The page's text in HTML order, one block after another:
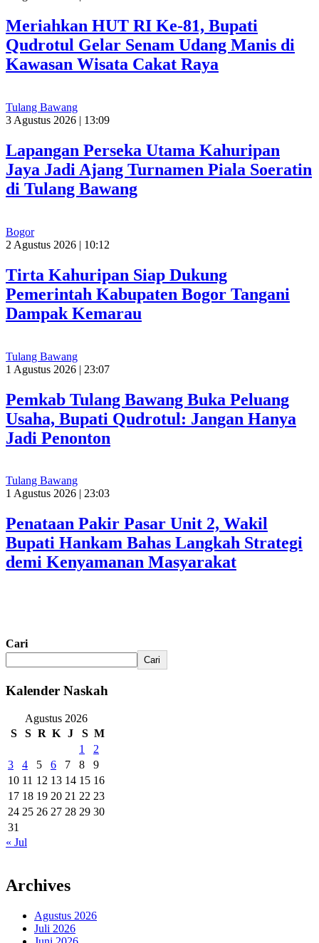
Meriahkan HUT RI Ke-81, Bupati
Qudrotul Gelar Senam Udang Manis di
Kawasan Wisata Cakat Raya
Tulang Bawang
3 Agustus 2026 | 13:09
Lapangan Perseka Utama Kahuripan
Jaya Jadi Ajang Turnamen Piala Soeratin
di Tulang Bawang
Bogor
2 Agustus 2026 | 10:12
Tirta Kahuripan Siap Dukung
Pemerintah Kabupaten Bogor Tangani
Dampak Kemarau
Tulang Bawang
1 Agustus 2026 | 23:07
Pemkab Tulang Bawang Buka Peluang
Usaha, Bupati Qudrotul: Jangan Hanya
Jadi Penonton
Tulang Bawang
1 Agustus 2026 | 23:03
Penataan Pakir Pasar Unit 2, Wakil
Bupati Hankam Bahas Langkah Strategi
demi Kenyamanan Masyarakat
Cari
Cari
Kalender Naskah
Agustus 2026
S
S R K J S M
1
2
3
4 5 6 7 8
9
10 11 12 13 14 15 16
17 18 19 20 21 22 23
24 25 26 27 28 29 30
31
« Jul
Archives
Agustus 2026
Juli 2026